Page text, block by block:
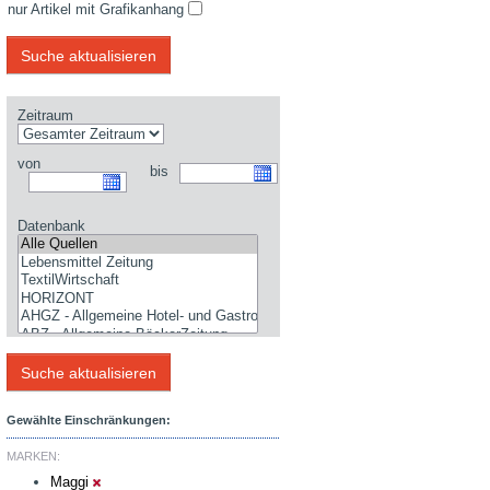
nur Artikel mit Grafikanhang
Zeitraum
von bis
Datenbank
Gewählte Einschränkungen:
MARKEN:
Maggi